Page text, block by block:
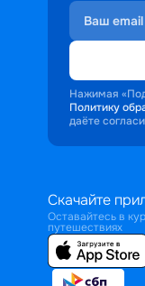
Нажимая
Политику
даёте
Скачайте
Оставайтесь в
путешествиях